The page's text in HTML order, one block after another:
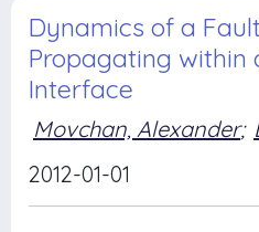
Dynamics of a
Propagating within
Interface
Movchan, Alexander;
2012-01-01